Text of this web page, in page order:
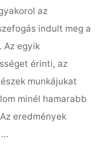
az
indult meg a
Az egyik
érinti, az
munkájukat
minél hamarabb
eredmények
…